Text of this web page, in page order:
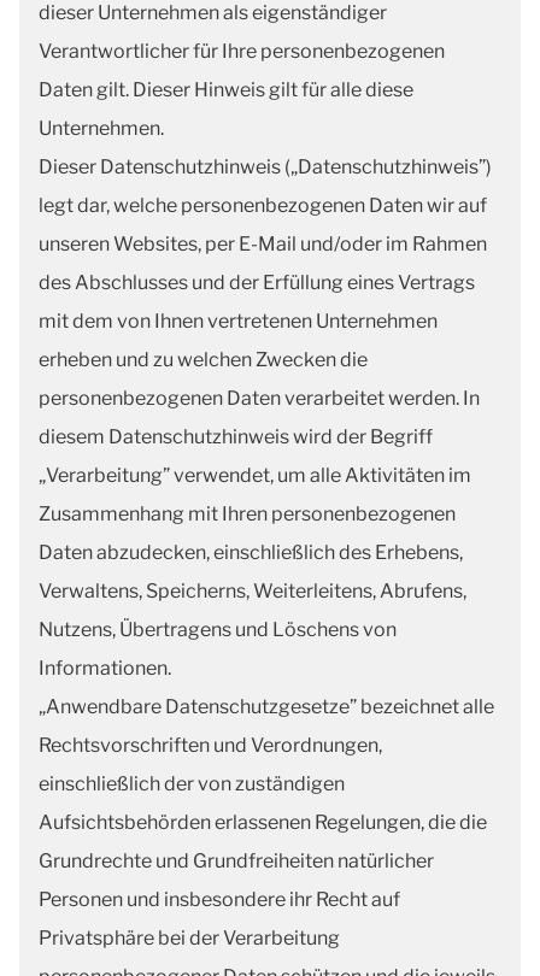
dieser Unternehmen als eigenständiger
Verantwortlicher für Ihre personenbezogenen
Daten gilt. Dieser Hinweis gilt für alle diese
Unternehmen.
Dieser Datenschutzhinweis („Datenschutzhinweis”)
legt dar, welche personenbezogenen Daten wir auf
unseren Websites, per E-Mail und/oder im Rahmen
des Abschlusses und der Erfüllung eines Vertrags
mit dem von Ihnen vertretenen Unternehmen
erheben und zu welchen Zwecken die
personenbezogenen Daten verarbeitet werden. In
diesem Datenschutzhinweis wird der Begriff
„Verarbeitung” verwendet, um alle Aktivitäten im
Zusammenhang mit Ihren personenbezogenen
Daten abzudecken, einschließlich des Erhebens,
Verwaltens, Speicherns, Weiterleitens, Abrufens,
Nutzens, Übertragens und Löschens von
Informationen.
„Anwendbare Datenschutzgesetze” bezeichnet alle
Rechtsvorschriften und Verordnungen,
einschließlich der von zuständigen
Aufsichtsbehörden erlassenen Regelungen, die die
Grundrechte und Grundfreiheiten natürlicher
Personen und insbesondere ihr Recht auf
Privatsphäre bei der Verarbeitung